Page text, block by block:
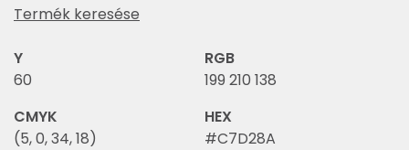
Termék keresése
Y
60
RGB
199 210 138
CMYK
(5, 0, 34, 18)
HEX
#C7D28A